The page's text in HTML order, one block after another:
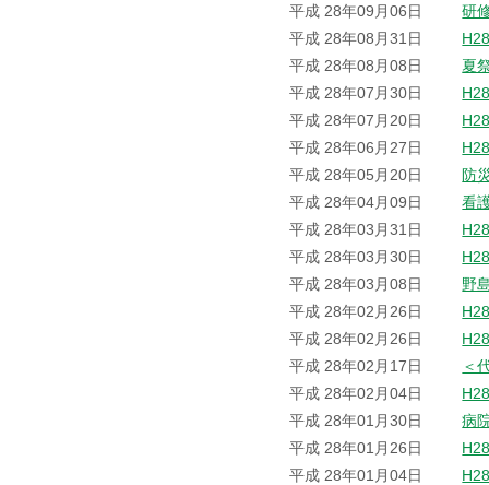
平成 28年09月06日
研
平成 28年08月31日
平成 28年08月08日
夏
平成 28年07月30日
平成 28年07月20日
平成 28年06月27日
平成 28年05月20日
防
平成 28年04月09日
看
平成 28年03月31日
平成 28年03月30日
平成 28年03月08日
野
平成 28年02月26日
平成 28年02月26日
平成 28年02月17日
＜
平成 28年02月04日
平成 28年01月30日
病
平成 28年01月26日
平成 28年01月04日